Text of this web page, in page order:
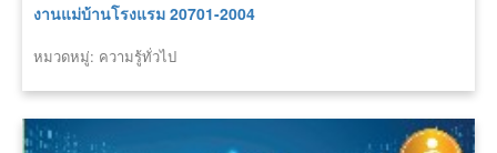
งานแม่บ้านโรงแรม 20701-2004
หมวดหมู่: ความรู้ทั่วไป